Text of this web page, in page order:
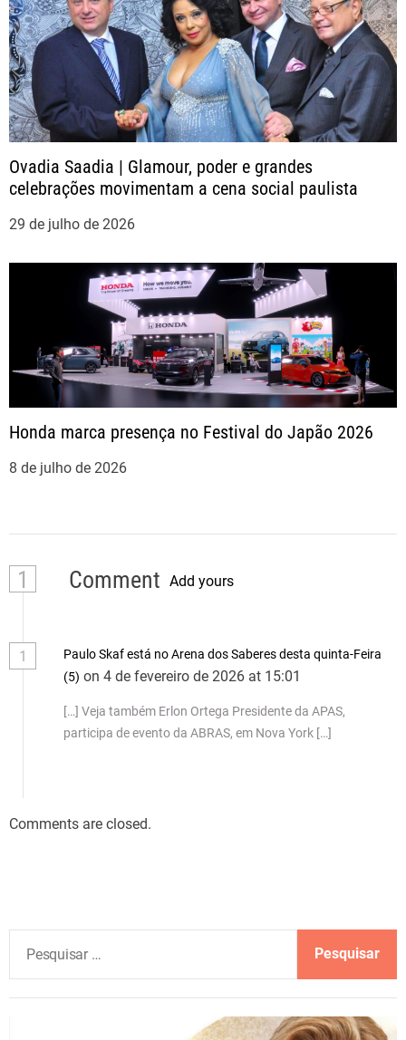
P
o
s
t
Ovadia Saadia | Glamour, poder e grandes
celebrações movimentam a cena social paulista
29 de julho de 2026
Honda marca presença no Festival do Japão 2026
8 de julho de 2026
1 Comment Add yours
1
Paulo Skaf está no Arena dos Saberes desta quinta-Feira
(5) on 4 de fevereiro de 2026 at 15:01
[…] Veja também Erlon Ortega Presidente da APAS,
participa de evento da ABRAS, em Nova York […]
Comments are closed.
s